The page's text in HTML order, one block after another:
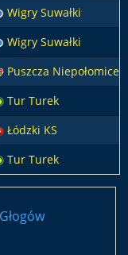
Wigry Suwałki
Wigry Suwałki
Puszcza Niepołomice
Tur Turek
Łódzki KS
Tur Turek